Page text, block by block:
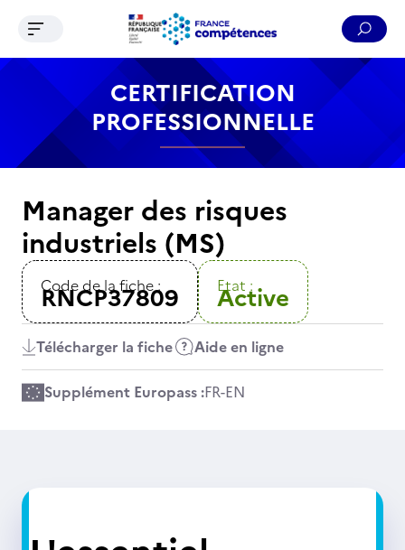
Contenu Recherche Menu Pied de page
Ouvrir le menu de navigation
CERTIFICATION
PROFESSIONNELLE
Manager des risques
industriels (MS)
Code de la fiche :
RNCP37809 Etat :
Active
Télécharger la fiche Aide en ligne
Supplément Europass :FR-EN